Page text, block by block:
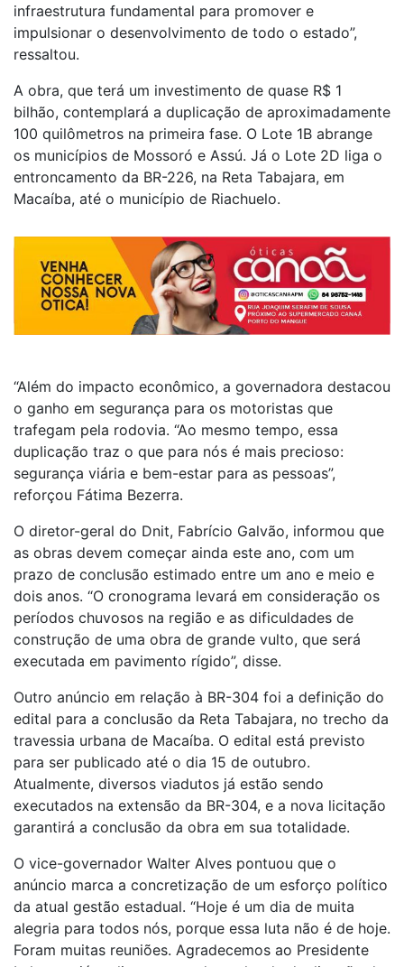
infraestrutura fundamental para promover e
impulsionar o desenvolvimento de todo o estado”,
ressaltou.
A obra, que terá um investimento de quase R$ 1
bilhão, contemplará a duplicação de aproximadamente
100 quilômetros na primeira fase. O Lote 1B abrange
os municípios de Mossoró e Assú. Já o Lote 2D liga o
entroncamento da BR-226, na Reta Tabajara, em
Macaíba, até o município de Riachuelo.
“Além do impacto econômico, a governadora destacou
o ganho em segurança para os motoristas que
trafegam pela rodovia. “Ao mesmo tempo, essa
duplicação traz o que para nós é mais precioso:
segurança viária e bem-estar para as pessoas”,
reforçou Fátima Bezerra.
O diretor-geral do Dnit, Fabrício Galvão, informou que
as obras devem começar ainda este ano, com um
prazo de conclusão estimado entre um ano e meio e
dois anos. “O cronograma levará em consideração os
períodos chuvosos na região e as dificuldades de
construção de uma obra de grande vulto, que será
executada em pavimento rígido”, disse.
Outro anúncio em relação à BR-304 foi a definição do
edital para a conclusão da Reta Tabajara, no trecho da
travessia urbana de Macaíba. O edital está previsto
para ser publicado até o dia 15 de outubro.
Atualmente, diversos viadutos já estão sendo
executados na extensão da BR-304, e a nova licitação
garantirá a conclusão da obra em sua totalidade.
O vice-governador Walter Alves pontuou que o
anúncio marca a concretização de um esforço político
da atual gestão estadual. “Hoje é um dia de muita
alegria para todos nós, porque essa luta não é de hoje.
Foram muitas reuniões. Agradecemos ao Presidente